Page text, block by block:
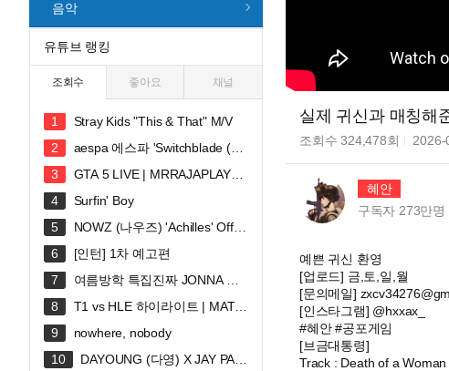
음악
유튜브 랭킹
조회수 좋아요 채널
Stray Kids "This & That" M/V
aespa 에스파 'Switchblade (Fe
at. Ty Dolla $ign)' MV
GTA 5 LIVE | MRRAJAPLAY#s
hortslive #shortsfeed #gta5 #gtaonli
ne
Surfin' Boy
NOWZ (나우즈) 'Achilles' Offici
al Music Video
[인턴] 1차 예고편
여름방학 특집진짜 JONNA 웃
깁니다ㅠㅠㅠ 혜안져스 덕몽어스 완
전체 합방!
T1 vs HLE 하이라이트 | MATC
H 30 | 2026 LoL KeSPA CUP
nowhere, nobody
DAYOUNG (다영) X JAY PAR
실제 귀신과 매칭해
조회수324,478회 2026-
혜안
구독자273만명
예쁜 귀신 환영
[업로드] 금,토,일,월
[문의메일]
[인스타그램] @hxxax_
#혜안 #공포게임
[브금대통령]
Track : Death of a